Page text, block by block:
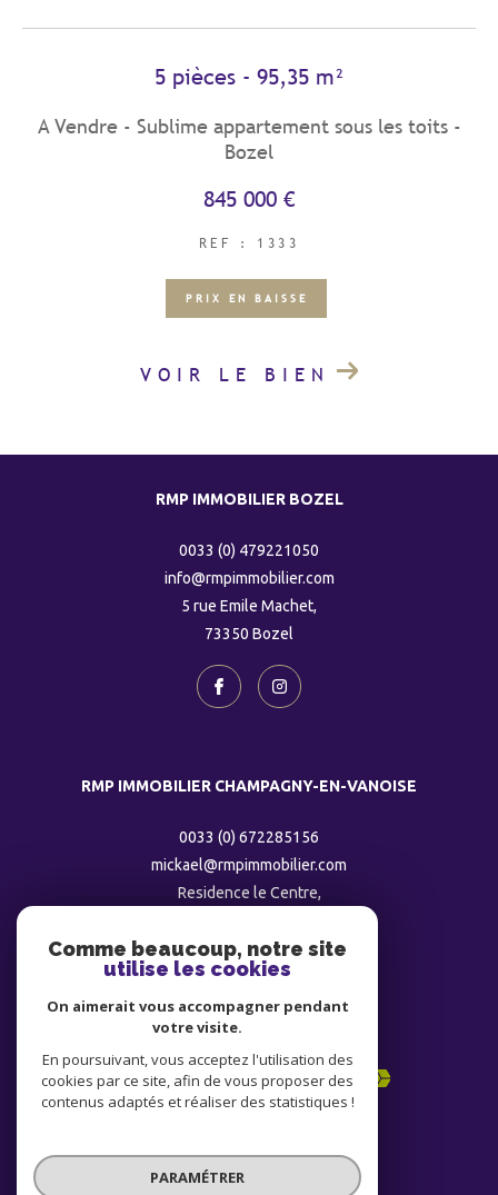
5 pièces - 95,35 m²
A Vendre - Sublime appartement sous les toits -
Bozel
845 000 €
REF : 1333
PRIX EN BAISSE
VOIR LE BIEN
RMP IMMOBILIER BOZEL
0033 (0) 479221050
info@rmpimmobilier.com
5 rue Emile Machet,
73350
bozel
RMP IMMOBILIER CHAMPAGNY-EN-VANOISE
0033 (0) 672285156
mickael@rmpimmobilier.com
Residence le Centre,
ADHÉRENTS
Comme beaucoup, notre site
utilise les cookies
On aimerait vous accompagner pendant
votre visite.
En poursuivant, vous acceptez l'utilisation des
cookies par ce site, afin de vous proposer des
contenus adaptés et réaliser des statistiques !
PARAMÉTRER